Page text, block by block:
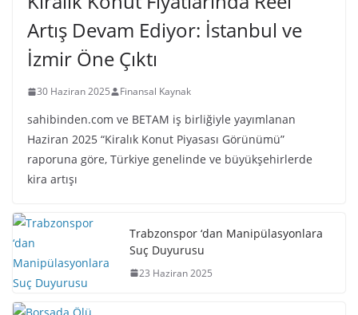
Artış Devam Ediyor: İstanbul ve
İzmir Öne Çıktı
30 Haziran 2025 Finansal Kaynak
sahibinden.com ve BETAM iş birliğiyle yayımlanan
Haziran 2025 “Kiralık Konut Piyasası Görünümü”
raporuna göre, Türkiye genelinde ve büyükşehirlerde
kira artışı
Trabzonspor ‘dan Manipülasyonlara
Suç Duyurusu
23 Haziran 2025